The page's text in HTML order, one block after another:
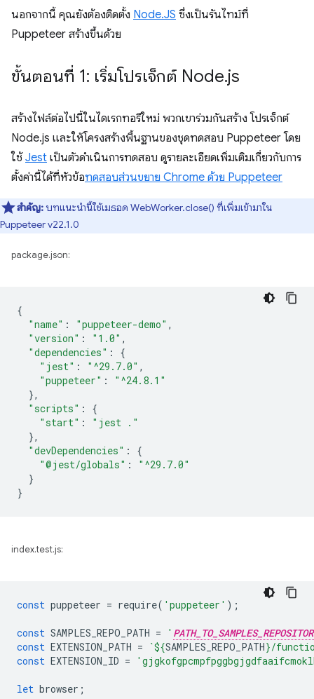
นอกจากนี้ คุณยังต้องติดตั้ง Node.JS ซึ่งเป็นรันไทม์ที่
Puppeteer สร้างขึ้นด้วย
ขั้นตอนที่ 1: เริ่มโปรเจ็กต์ Node.js
สร้างไฟล์ต่อไปนี้ในไดเรกทอรีใหม่ พวกเขาร่วมกันสร้าง โปรเจ็กต์
Node.js และให้โครงสร้างพื้นฐานของชุดทดสอบ Puppeteer โดย
ใช้ Jest เป็นตัวดำเนินการทดสอบ ดูรายละเอียดเพิ่มเติมเกี่ยวกับการ
ตั้งค่านี้ได้ที่หัวข้อทดสอบส่วนขยาย Chrome ด้วย Puppeteer
สำคัญ: บทแนะนำนี้ใช้เมธอด WebWorker.close() ที่เพิ่มเข้ามาใน
Puppeteer v22.1.0
package.json:
{
"name" : "puppeteer-demo" ,
"version" : "1.0" ,
"dependencies" :
{
"jest" : "^29.7.0" ,
"puppeteer" :
"^24.8.1"
},
"scripts" :
{
"start" :
"jest ."
},
"devDependencies" :
{
"@jest/globals" :
"^29.7.0"
}
}
index.test.js:
const puppeteer = require( 'puppeteer' );
const SAMPLES_REPO_PATH = '
const EXTENSION_PATH = `${SAMPLES_REPO_PATH}/
const EXTENSION_ID =
let browser ;